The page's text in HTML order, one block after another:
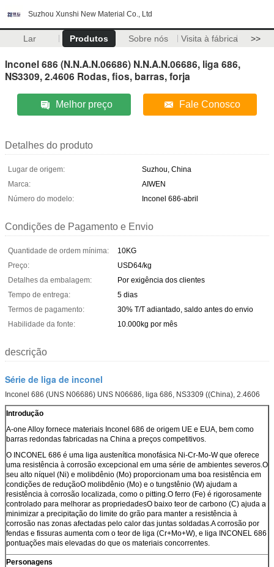
Suzhou Xunshi New Material Co., Ltd
Lar Produtos Sobre nós Visita à fábrica >>
Inconel 686 (N.N.A.N.06686) N.N.A.N.06686, liga 686,
NS3309, 2.4606 Rodas, fios, barras, forja
Melhor preço Fale Conosco
Detalhes do produto
Lugar de origem:
Suzhou, China
Marca:
AIWEN
Número do modelo:
Inconel 686-abril
Condições de Pagamento e Envio
Quantidade de ordem mínima:
10KG
Preço:
USD64/kg
Detalhes da embalagem:
Por exigência dos clientes
Tempo de entrega:
5 dias
Termos de pagamento:
30% T/T adiantado, saldo antes do envio
Habilidade da fonte:
10.000kg por mês
descrição
Série de liga de inconel
Inconel 686 (UNS N06686) UNS N06686, liga 686, NS3309 ((China), 2.4606
Introdução
A-one Alloy fornece materiais Inconel 686 de origem UE e EUA, bem como
barras redondas fabricadas na China a preços competitivos.
O INCONEL 686 é uma liga austenítica monofásica Ni-Cr-Mo-W que oferece
uma resistência à corrosão excepcional em uma série de ambientes severos.O
seu alto níquel (Ni) e molibdênio (Mo) proporcionam uma boa resistência em
condições de reduçãoO molibdênio (Mo) e o tungstênio (W) ajudam a
resistência à corrosão localizada, como o pitting.O ferro (Fe) é rigorosamente
controlado para melhorar as propriedadesO baixo teor de carbono (C) ajuda a
minimizar a precipitação do limite do grão para manter a resistência à
corrosão nas zonas afectadas pelo calor das juntas soldadas.A corrosão por
fendas e fissuras aumenta com o teor de liga (Cr+Mo+W), e liga INCONEL 686
pontuações mais elevadas do que os materiais concorrentes.
Personagens